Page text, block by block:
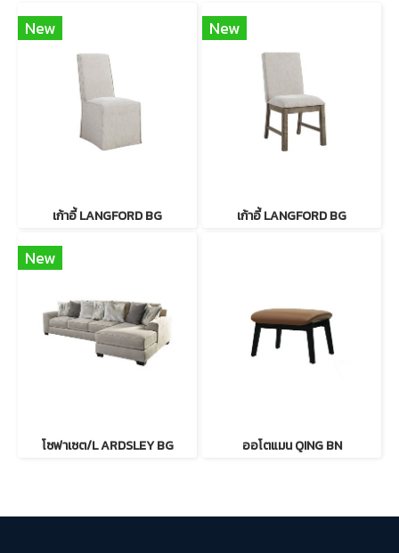
New
เก้าอี้ LANGFORD BG
New
เก้าอี้ LANGFORD BG
New
โซฟาเซต/L ARDSLEY BG ออโตแมน QING BN